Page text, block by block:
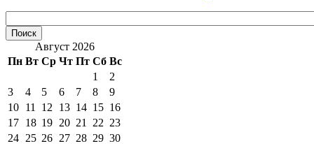
Август 2026
Пн Вт Ср Чт Пт Сб Вс
1
2
3
4 5 6 7 8
9
10 11 12 13 14 15 16
17 18 19 20 21 22 23
24 25 26 27 28 29 30